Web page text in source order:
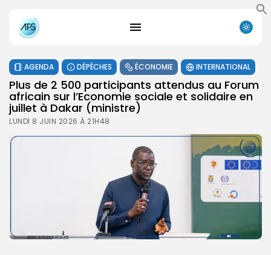
AGENDA DÉPÊCHES ÉCONOMIE INTERNATIONAL
Plus de 2 500 participants attendus au Forum
africain sur l’Economie sociale et solidaire en
juillet à Dakar (ministre)
LUNDI 8 JUIN 2026 À 21H48